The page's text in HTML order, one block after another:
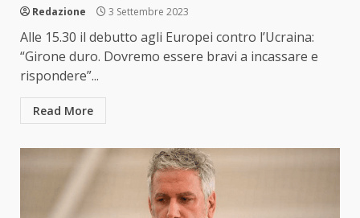
Redazione 3 Settembre 2023
Alle 15.30 il debutto agli Europei contro l’Ucraina:
“Girone duro. Dovremo essere bravi a incassare e
rispondere”...
Read More